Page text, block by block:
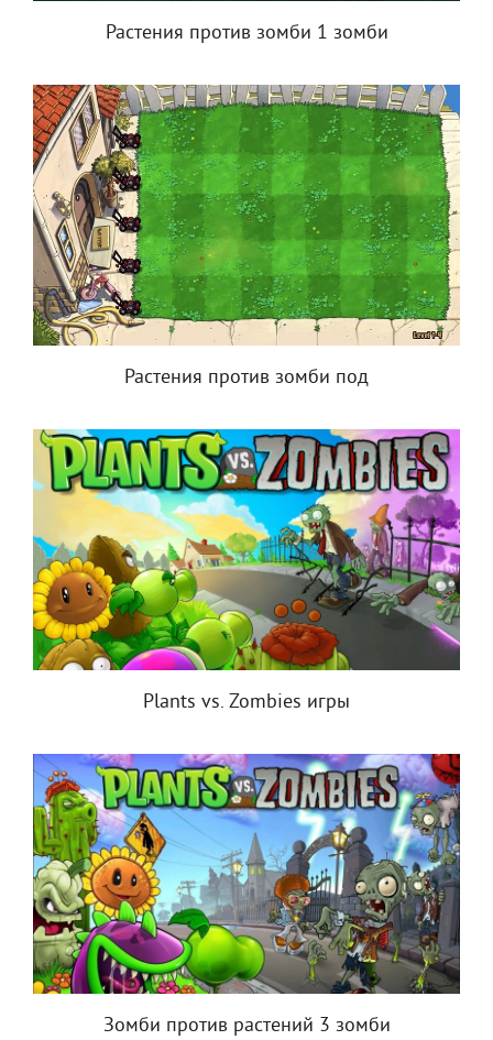
Растения против зомби 1 зомби
Растения против зомби под
Plants vs. Zombies игры
Зомби против растений 3 зомби